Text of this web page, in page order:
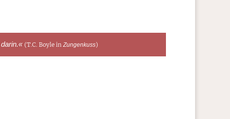
(T.C. Boyle in Zungenkuss)